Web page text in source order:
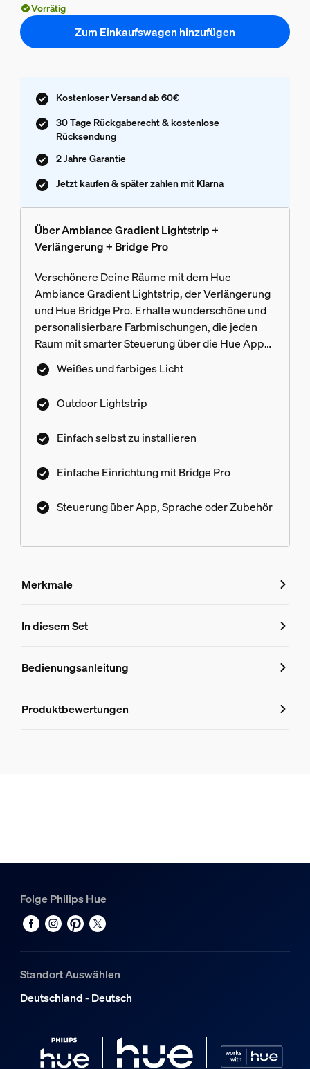
Vorrätig
Zum Einkaufswagen hinzufügen
Kostenloser Versand ab 60€
30 Tage Rückgaberecht & kostenlose
Rücksendung
2 Jahre Garantie
Jetzt kaufen & später zahlen mit Klarna
Über Ambiance Gradient Lightstrip +
Verlängerung + Bridge Pro
Verschönere Deine Räume mit dem Hue
Ambiance Gradient Lightstrip, der Verlängerung
und Hue Bridge Pro. Erhalte wunderschöne und
personalisierbare Farbmischungen, die jeden
Raum mit smarter Steuerung über die Hue App
zum Leben erwecken.
Weißes und farbiges Licht
Outdoor Lightstrip
Einfach selbst zu installieren
Einfache Einrichtung mit Bridge Pro
Steuerung über App, Sprache oder Zubehör
Merkmale
Merkmale
8719514875982
Produktinformationen
In diesem Set
Bedienungsanleitung
Produktbewertungen
Folge Philips Hue
Standort Auswählen
Deutschland - Deutsch